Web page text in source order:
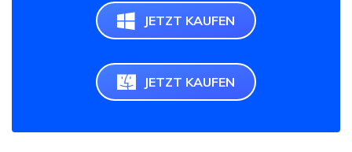
JETZT KAUFEN
JETZT KAUFEN